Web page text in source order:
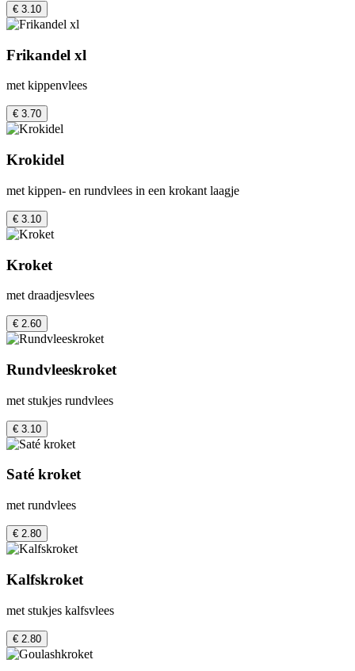
€ 3.10
Frikandel xl
met kippenvlees
€ 3.70
Krokidel
met kippen- en rundvlees in een krokant laagje
€ 3.10
Kroket
met draadjesvlees
€ 2.60
Rundvleeskroket
met stukjes rundvlees
€ 3.10
Saté kroket
met rundvlees
€ 2.80
Kalfskroket
met stukjes kalfsvlees
€ 2.80